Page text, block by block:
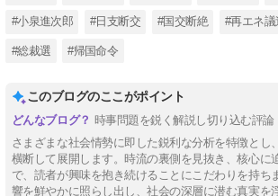
#小泉進次郎 #日支断交 #国交断絶 #再エネ議
#総裁選 #帰国命令
このブログのここがポイント
時事問題を鋭く解説し切り込む評論
さまざまな社会情勢に即した鋭利な分析を特徴とし
横断して展開します。時流の裏側を見抜き、核心に
で、読者が興味を抱き続けることにこだわりを持ち
響を鮮やかに照らし出し、社会の深層に潜む真実を